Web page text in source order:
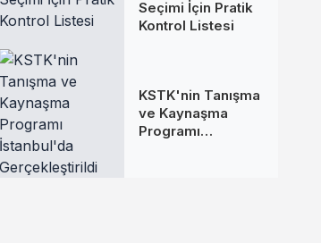
Seçimi İçin Pratik
Kontrol Listesi
KSTK'nin Tanışma
ve Kaynaşma
Programı